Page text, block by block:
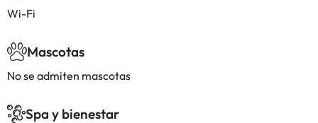
Wi-Fi
Mascotas
No se admiten mascotas
Spa y bienestar